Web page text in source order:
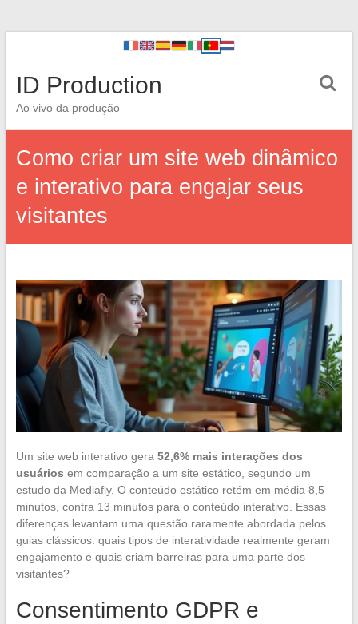
ID Production
Ao vivo da produção
Como criar um site web dinâmico
e interativo para engajar seus
visitantes
Um site web interativo gera 52,6% mais interações dos
usuários em comparação a um site estático, segundo um
estudo da Mediafly. O conteúdo estático retém em média 8,5
minutos, contra 13 minutos para o conteúdo interativo. Essas
diferenças levantam uma questão raramente abordada pelos
guias clássicos: quais tipos de interatividade realmente geram
engajamento e quais criam barreiras para uma parte dos
visitantes?
Consentimento GDPR e